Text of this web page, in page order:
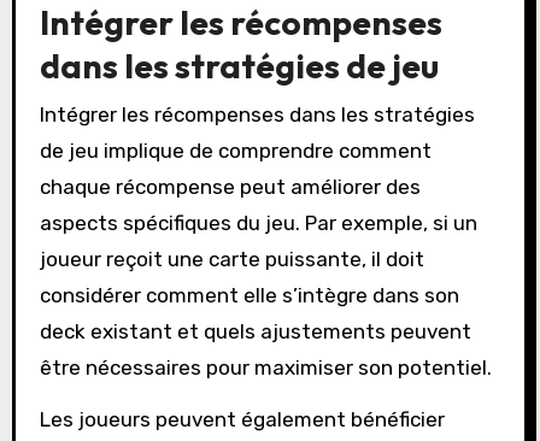
Intégrer les récompenses
dans les stratégies de jeu
Intégrer les récompenses dans les stratégies
de jeu implique de comprendre comment
chaque récompense peut améliorer des
aspects spécifiques du jeu. Par exemple, si un
joueur reçoit une carte puissante, il doit
considérer comment elle s’intègre dans son
deck existant et quels ajustements peuvent
être nécessaires pour maximiser son potentiel.
Les joueurs peuvent également bénéficier